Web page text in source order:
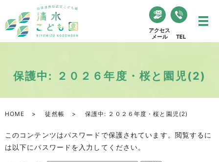
アクセス
メール
TEL
保護中: ２０２６年度・桜と園児(2)
HOME 徒然帳 保護中: ２０２６年度・桜と園児(2)
このコンテンツはパスワードで保護されています。閲覧するに
は以下にパスワードを入力してください。